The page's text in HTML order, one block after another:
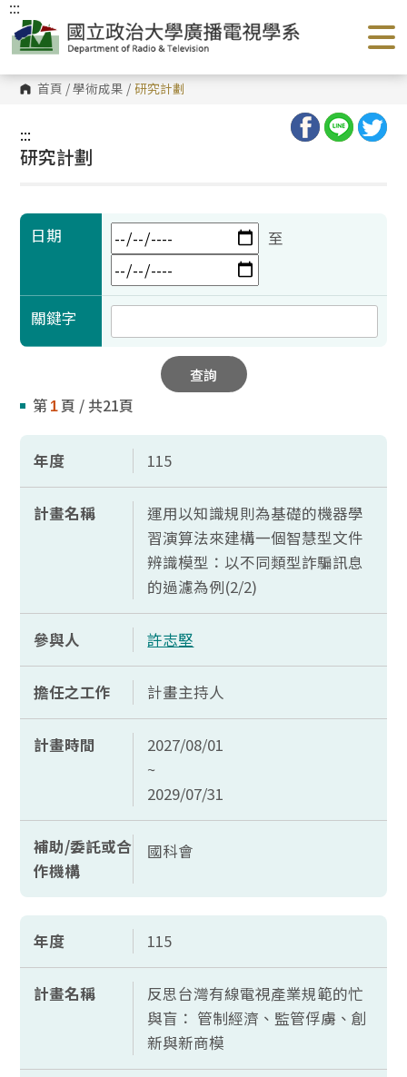
跳
到
主
要
內
容
區 首頁 /學術成果 / 研究計劃
:::
:::
研究計劃
日期 至
關鍵字
查詢
第 1 頁 / 共21頁
年度 115
計畫名稱
運用以知識規則為基礎的機器學
習演算法來建構一個智慧型文件
辨識模型：以不同類型詐騙訊息
的過濾為例(2/2)
參與人 許志堅
擔任之工作 計畫主持人
計畫時間
2027/08/01
~
2029/07/31
補助/委託或合
作機構
國科會
年度 115
計畫名稱
反思台灣有線電視產業規範的忙
與盲： 管制經濟、監管俘虜、創
新與新商模